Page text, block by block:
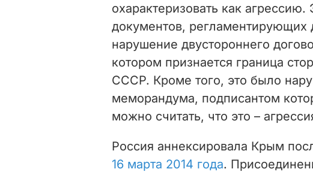
e
o
охарактеризовать как
документов,
нарушение двустороннего
котором признается граница
СССР. Кроме того, это было
меморандума, подписантом
можно считать, что это –
Россия аннексировала Крым
16 марта 2014 года.